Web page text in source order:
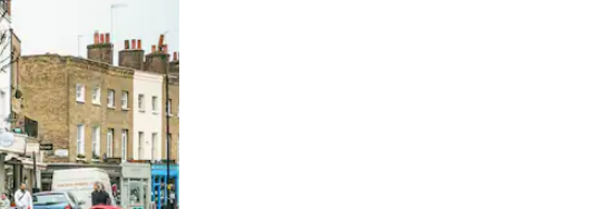
認することができます。